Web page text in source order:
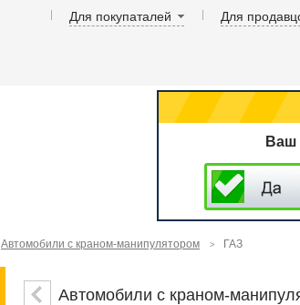
Для покупаталей Для
Ваш
Автомобили с краном-манипулятором ГАЗ
Автомобили с краном-